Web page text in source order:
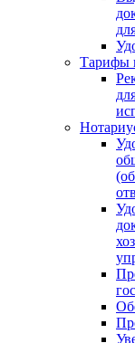
Тарифы